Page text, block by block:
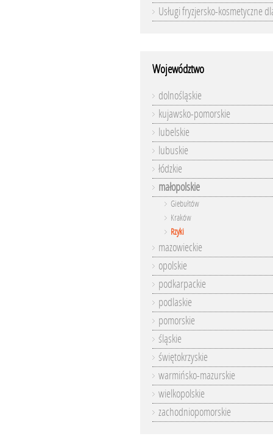
Usługi fryzjersko-kosmetyczne
Województwo
dolnośląskie
kujawsko-pomorskie
lubelskie
lubuskie
łódzkie
małopolskie
Giebułtów
Kraków
Rzyki
mazowieckie
opolskie
podkarpackie
podlaskie
pomorskie
śląskie
świętokrzyskie
warmińsko-mazurskie
wielkopolskie
zachodniopomorskie